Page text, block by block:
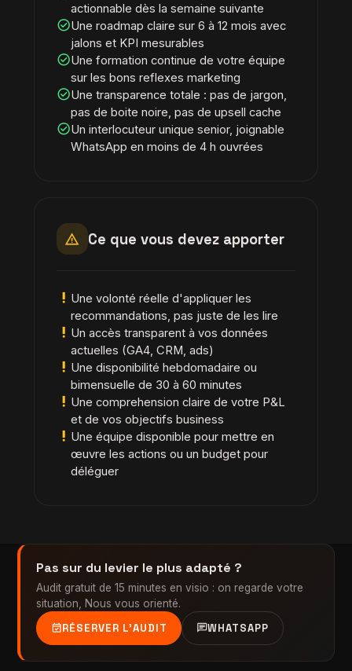
actionnable dès la semaine suivante
check_circleUne roadmap claire sur 6 à 12 mois avec
jalons et KPI mesurables
check_circleUne formation continue de votre équipe
sur les bons reflexes marketing
check_circleUne transparence totale : pas de jargon,
pas de boite noire, pas de upsell cache
check_circleUn interlocuteur unique senior, joignable
WhatsApp en moins de 4 h ouvrées
warning Ce que vous devez apporter
priority_high Une volonté réelle d'appliquer les
recommandations, pas juste de les lire
priority_high Un accès transparent à vos données
actuelles (GA4, CRM, ads)
priority_high Une disponibilité hebdomadaire ou
bimensuelle de 30 à 60 minutes
priority_high Une comprehension claire de votre P&L
et de vos objectifs business
priority_high Une équipe disponible pour mettre en
œuvre les actions ou un budget pour
déléguer
Pas sur du levier le plus adapté ?
Audit gratuit de 15 minutes en visio : on regarde votre
situation, Nous vous orienté.
event_availableRÉSERVER L'AUDIT chatWHATSAPP